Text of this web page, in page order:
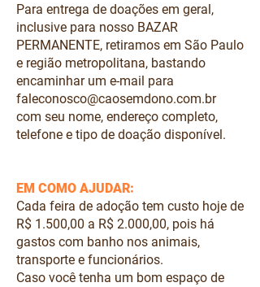
Para entrega de doações em geral,
inclusive para nosso BAZAR
PERMANENTE, retiramos em São Paulo
e região metropolitana, bastando
encaminhar um e-mail para
faleconosco@caosemdono.com.br
com seu nome, endereço completo,
telefone e tipo de doação disponível.
EM COMO AJUDAR:
Cada feira de adoção tem custo hoje de
R$ 1.500,00 a R$ 2.000,00, pois há
gastos com banho nos animais,
transporte e funcionários.
Caso você tenha um bom espaço de